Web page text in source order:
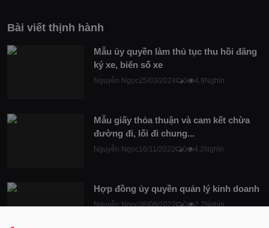
Bài viết thịnh hành
Mẫu ủy quyền làm thủ tục thu hồi đăng
ký xe, biển số xe
Nguyễn Ngọc25/03/2024 0 4.9Nghìn
Mẫu giấy thỏa thuận và cam kết chừa
đường đi, lối đi chung...
Nguyễn Ngọc16/11/2022 0 4.2Nghìn
Hợp đồng ủy quyền quản lý kinh doanh
Nguyễn Ngọc08/08/2022 0 2.7Nghìn